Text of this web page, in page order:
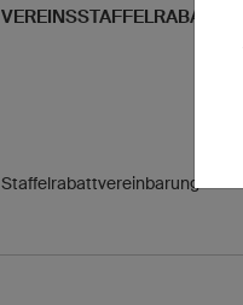
VEREINSSTAFFELRABATT:
Staffelrabattvereinbarung